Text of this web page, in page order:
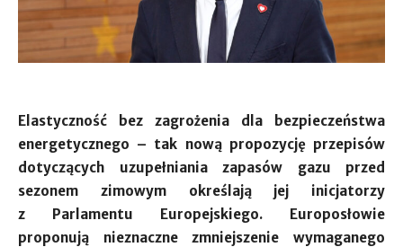
Elastyczność bez zagrożenia dla bezpieczeństwa
energetycznego – tak nową propozycję przepisów
dotyczących uzupełniania zapasów gazu przed
sezonem zimowym określają jej inicjatorzy
z Parlamentu Europejskiego. Europosłowie
proponują nieznaczne zmniejszenie wymaganego